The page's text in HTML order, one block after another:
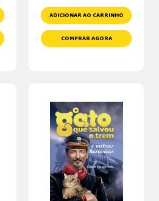
ADICIONAR AO CARRINHO
COMPRAR AGORA